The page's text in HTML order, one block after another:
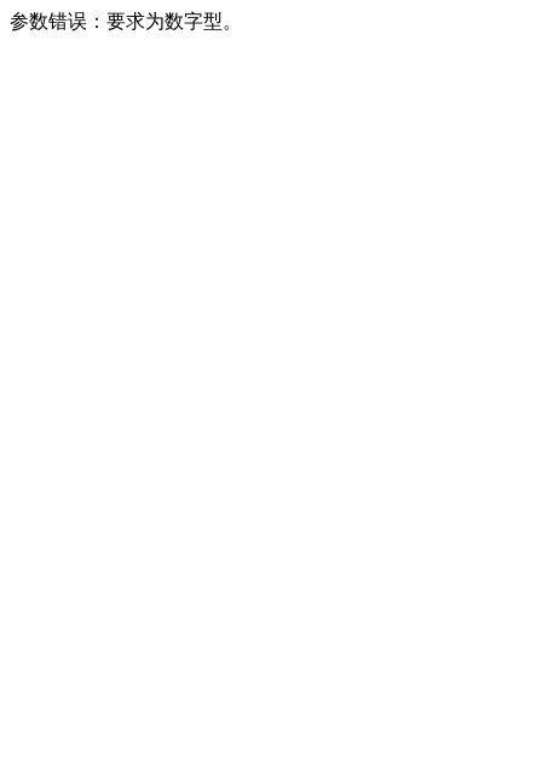
参数错误：要求为数字型。